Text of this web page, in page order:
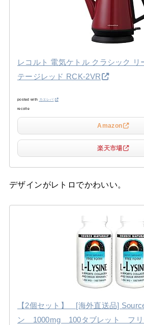
レコルト 電気ケトル クラシック リ
テージレッド RCK-2VR
posted with カエレバ
recolte
Amazon
楽天市場
デザインがレトロでかわいい。
【2個セット】 [海外直送品]
ン 1000mg 100タブレット フリ